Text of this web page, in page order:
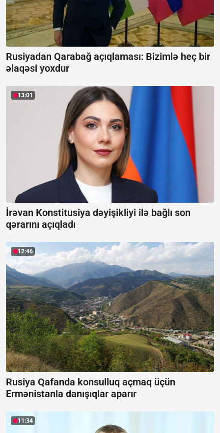
Rusiyadan Qarabağ açıqlaması: Bizimlə heç bir
əlaqəsi yoxdur
13:01
İrəvan Konstitusiya dəyişikliyi ilə bağlı son
qərarını açıqladı
12:46
Rusiya Qafanda konsulluq açmaq üçün
Ermənistanla danışıqlar aparır
11:34